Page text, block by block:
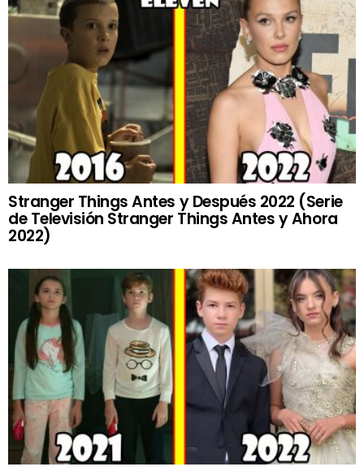
Stranger Things Antes y Después 2022 (Serie
de Televisión Stranger Things Antes y Ahora
2022)